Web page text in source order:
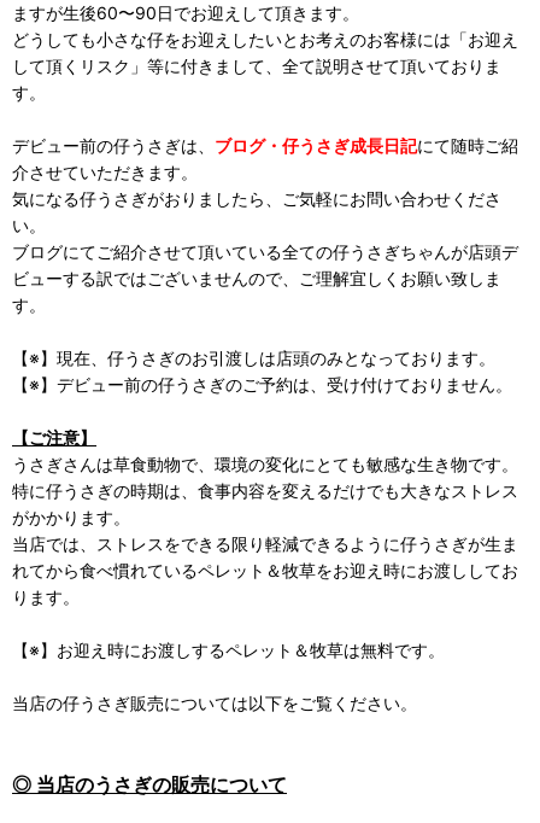
ますが生後60〜90日でお迎えして頂きます。
どうしても小さな仔をお迎えしたいとお考えのお客様には「お迎え
して頂くリスク」等に付きまして、全て説明させて頂いておりま
す。
デビュー前の仔うさぎは、 ブログ・仔うさぎ成長日記にて随時ご紹
介させていただきます。
気になる仔うさぎがおりましたら、ご気軽にお問い合わせくださ
い。
ブログにてご紹介させて頂いている全ての仔うさぎちゃんが店頭デ
ビューする訳ではございませんので、ご理解宜しくお願い致しま
す。
【※】現在、仔うさぎのお引渡しは店頭のみとなっております。
【※】デビュー前の仔うさぎのご予約は、受け付けておりません。
【ご注意】
うさぎさんは草食動物で、環境の変化にとても敏感な生き物です。
特に仔うさぎの時期は、食事内容を変えるだけでも大きなストレス
がかかります。
当店では、ストレスをできる限り軽減できるように仔うさぎが生ま
れてから食べ慣れているペレット＆牧草をお迎え時にお渡ししてお
ります。
【※】お迎え時にお渡しするペレット＆牧草は無料です。
当店の仔うさぎ販売については以下をご覧ください。
◎ 当店のうさぎの販売について